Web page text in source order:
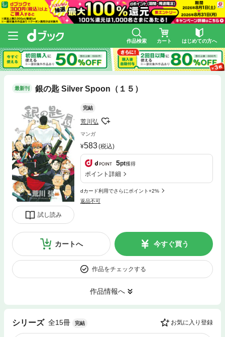
作品検索 カート はじめての方へ
最新刊 銀の匙 Silver Spoon（１５）
試し読み
完結
荒川弘
マンガ
583(税込)
5pt獲得
ポイント詳細
dカード利用でさらにポイント+2%
返品不可
カートへ 今すぐ買う
作品をチェックする
作品情報へ
シリーズ 全15冊 完結 お気に入り登録